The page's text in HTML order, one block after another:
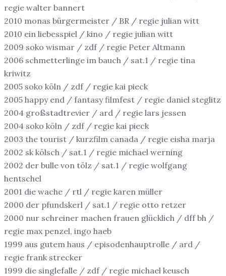
regie walter bannert
2010 monas bürgermeister / BR / regie julian witt
2010 ein liebesspiel / kino / regie julian witt
2009 soko wismar / zdf / regie Peter Altmann
2006 schmetterlinge im bauch / sat.1 / regie tina
kriwitz
2005 soko köln / zdf / regie kai pieck
2005 happy end / fantasy filmfest / regie daniel steglitz
2004 großstadtrevier / ard / regie lars jessen
2004 soko köln / zdf / regie kai pieck
2003 the tourist / kurzfilm canada / regie eisha marja
2002 sk kölsch / sat.1 / regie michael werning
2002 der bulle von tölz / sat.1 / regie wolfgang
hentschel
2001 die wache / rtl / regie karen müller
2000 der pfundskerl / sat.1 / regie otto retzer
2000 nur schreiner machen frauen glücklich / dff bh /
regie max penzel, ingo haeb
1999 aus gutem haus / episodenhauptrolle / ard /
regie frank strecker
1999 die singlefalle / zdf / regie michael keusch